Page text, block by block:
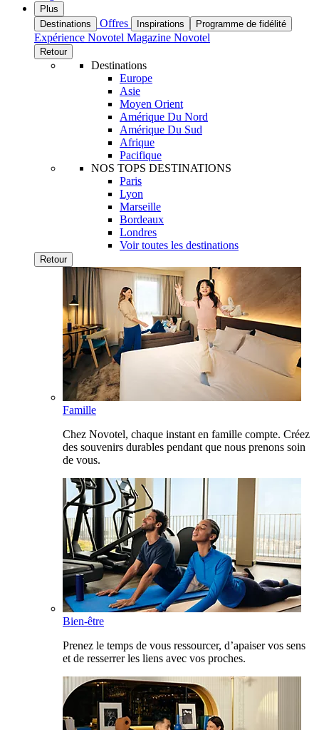
Plus
Destinations
Offres Inspirations Programme de fidélité
Expérience Novotel Magazine Novotel
Retour
Destinations
Europe
Asie
Moyen Orient
Amérique Du Nord
Amérique Du Sud
Afrique
Pacifique
NOS TOPS DESTINATIONS
Paris
Lyon
Marseille
Bordeaux
Londres
Voir toutes les destinations
Retour
Famille
Chez Novotel, chaque instant en famille compte. Créez
des souvenirs durables pendant que nous prenons soin
de vous.
Bien-être
Prenez le temps de vous ressourcer, d’apaiser vos sens
et de resserrer les liens avec vos proches.